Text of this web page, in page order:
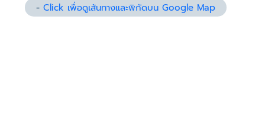
-Click เพื่อดูเส้นทางและพิกัดบน Google Map